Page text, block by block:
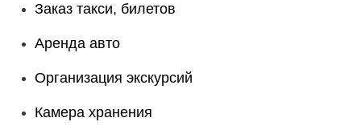
Заказ такси, билетов
Аренда авто
Организация экскурсий
Камера хранения